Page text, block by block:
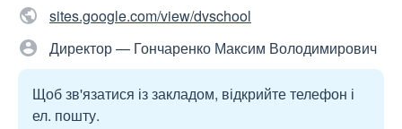
sites.google.com/view/dvschool
Директор — Гончаренко Максим Володимирович
Щоб зв'язатися із закладом, відкрийте телефон і
ел. пошту.